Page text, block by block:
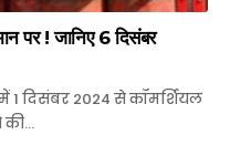
पर ! जानिए 6 दिसंबर
1 दिसंबर 2024 से कॉमर्शियल
की…